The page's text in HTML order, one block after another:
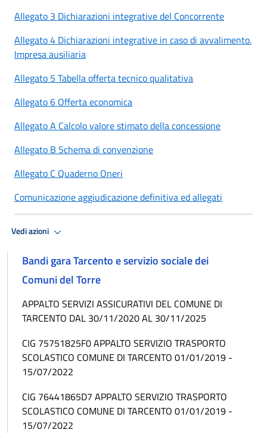
Allegato 3 Dichiarazioni integrative del Concorrente
Allegato 4 Dichiarazioni integrative in caso di avvalimento.
Impresa ausiliaria
Allegato 5 Tabella offerta tecnico qualitativa
Allegato 6 Offerta economica
Allegato A Calcolo valore stimato della concessione
Allegato B Schema di convenzione
Allegato C Quaderno Oneri
Comunicazione aggiudicazione definitiva ed allegati
Vedi azioni
Bandi gara Tarcento e servizio sociale dei
Comuni del Torre
APPALTO SERVIZI ASSICURATIVI DEL COMUNE DI
TARCENTO DAL 30/11/2020 AL 30/11/2025
CIG 75751825F0 APPALTO SERVIZIO TRASPORTO
SCOLASTICO COMUNE DI TARCENTO 01/01/2019 -
15/07/2022
CIG 76441865D7 APPALTO SERVIZIO TRASPORTO
SCOLASTICO COMUNE DI TARCENTO 01/01/2019 -
15/07/2022